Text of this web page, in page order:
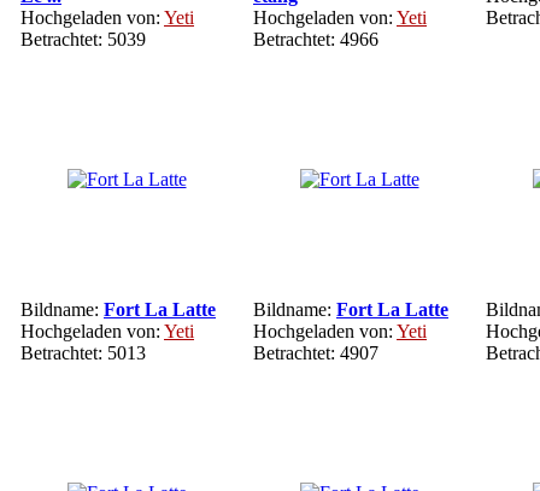
Hochgeladen von: Yeti
Betrachtet: 5039
Hochgeladen von: Yeti
Betrachtet: 4966
Bildname: Fort La Latte
Hochgeladen von: Yeti
Betrachtet: 5013
Bildname: Fort La Latte
Hochgeladen von: Yeti
Betrachtet: 4907